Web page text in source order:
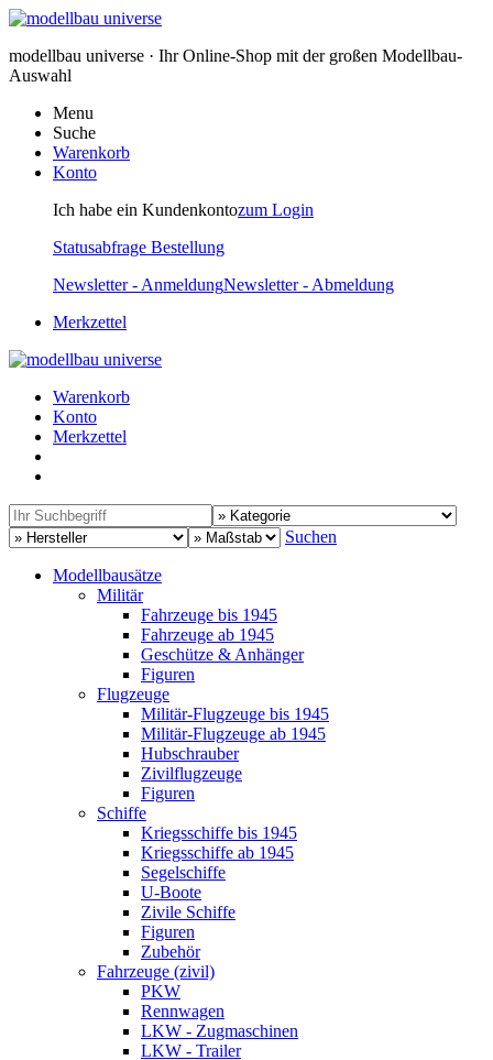
modellbau universe · Ihr Online-Shop mit der großen Modellbau-
Auswahl
Menu
Suche
Warenkorb
Konto
Ich habe ein Kundenkontozum Login
Statusabfrage Bestellung
Newsletter - AnmeldungNewsletter - Abmeldung
Merkzettel
Warenkorb
Konto
Merkzettel
Suchen
Modellbausätze
Militär
Fahrzeuge bis 1945
Fahrzeuge ab 1945
Geschütze & Anhänger
Figuren
Flugzeuge
Militär-Flugzeuge bis 1945
Militär-Flugzeuge ab 1945
Hubschrauber
Zivilflugzeuge
Figuren
Schiffe
Kriegsschiffe bis 1945
Kriegsschiffe ab 1945
Segelschiffe
U-Boote
Zivile Schiffe
Figuren
Zubehör
Fahrzeuge (zivil)
PKW
Rennwagen
LKW - Zugmaschinen
LKW - Trailer